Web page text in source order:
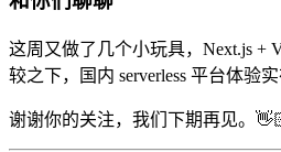
这周又做了几个小玩具，Next.js +
较之下，国内 serverless 平台体验实
谢谢你的关注，我们下期再见。